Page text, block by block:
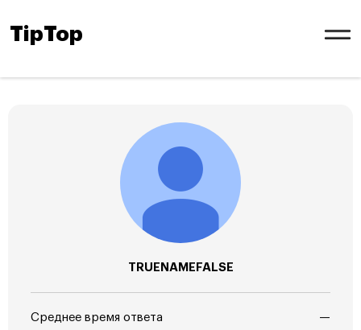
TipTop
TRUENAMEFALSE
Среднее время ответа —